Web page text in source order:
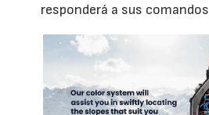
responderá a sus comandos